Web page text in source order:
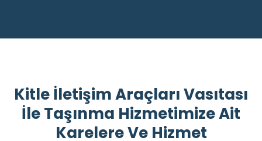
Kitle İletişim Araçları Vasıtası
İle Taşınma Hizmetimize Ait
Karelere Ve Hizmet